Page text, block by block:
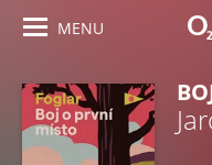
MENU